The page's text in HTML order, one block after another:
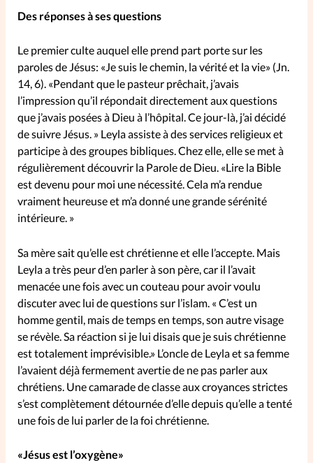
Des réponses à ses questions
Le premier culte auquel elle prend part porte sur les
paroles de Jésus: «Je suis le chemin, la vérité et la vie» (Jn.
14, 6). «Pendant que le pasteur prêchait, j’avais
l’impression qu’il répondait directement aux questions
que j’avais posées à Dieu à l’hôpital. Ce jour-là, j’ai décidé
de suivre Jésus. » Leyla assiste à des services religieux et
participe à des groupes bibliques. Chez elle, elle se met à
régulièrement découvrir la Parole de Dieu. «Lire la Bible
est devenu pour moi une nécessité. Cela m’a rendue
vraiment heureuse et m’a donné une grande sérénité
intérieure. »
Sa mère sait qu’elle est chrétienne et elle l’accepte. Mais
Leyla a très peur d’en parler à son père, car il l’avait
menacée une fois avec un couteau pour avoir voulu
discuter avec lui de questions sur l’islam. « C’est un
homme gentil, mais de temps en temps, son autre visage
se révèle. Sa réaction si je lui disais que je suis chrétienne
est totalement imprévisible.» L’oncle de Leyla et sa femme
l’avaient déjà fermement avertie de ne pas parler aux
chrétiens. Une camarade de classe aux croyances strictes
s’est complètement détournée d’elle depuis qu’elle a tenté
une fois de lui parler de la foi chrétienne.
«Jésus est l’oxygène»